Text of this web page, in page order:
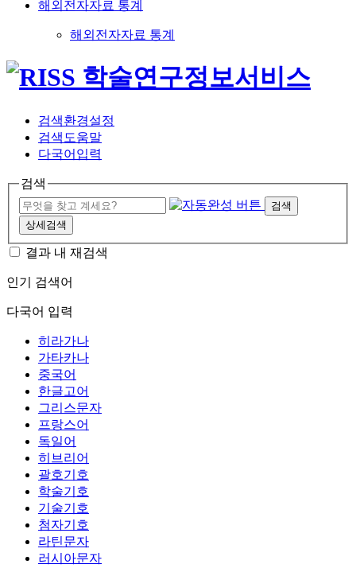
해외전자자료 통계
해외전자자료 통계
검색환경설정
검색도움말
다국어입력
검색
검색
상세검색
결과 내 재검색
인기 검색어
다국어 입력
히라가나
가타카나
중국어
한글고어
그리스문자
프랑스어
독일어
히브리어
괄호기호
학술기호
기술기호
첨자기호
라틴문자
러시아문자